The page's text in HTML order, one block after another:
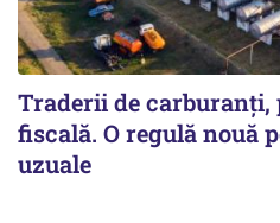
Traderii de
fiscală. O regulă nouă
uzuale